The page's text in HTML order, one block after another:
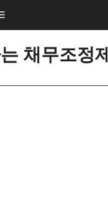
채무조정